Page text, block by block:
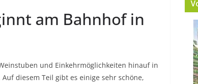
am Bahnhof in
und Einkehrmöglichkeiten hinauf in
diesem Teil gibt es einige sehr schöne,